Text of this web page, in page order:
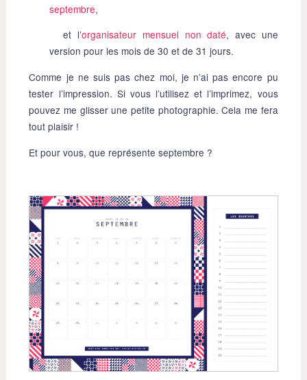
septembre,
et l’organisateur mensuel non daté, avec une
version pour les mois de 30 et de 31 jours.
Comme je ne suis pas chez moi, je n’ai pas encore pu
tester l’impression. Si vous l’utilisez et l’imprimez, vous
pouvez me glisser une petite photographie. Cela me fera
tout plaisir !
Et pour vous, que représente septembre ?